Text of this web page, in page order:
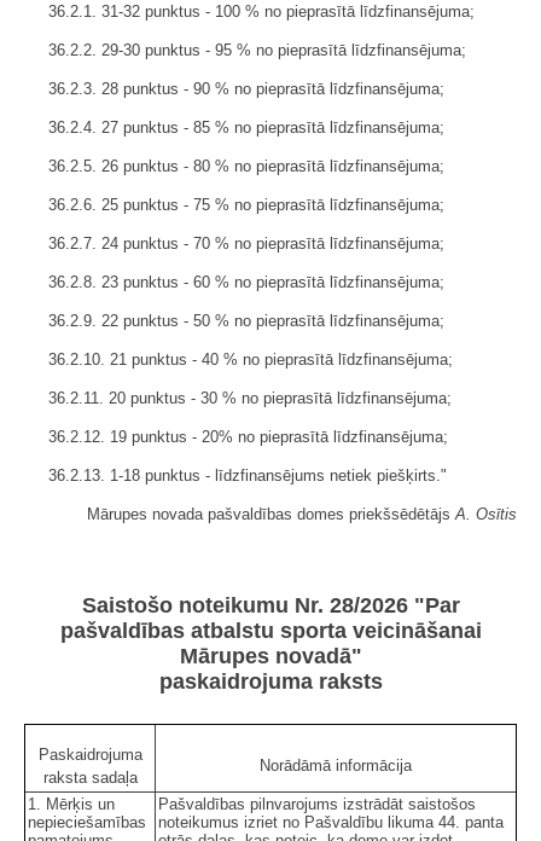
36.2.1. 31-32 punktus - 100 % no pieprasītā līdzfinansējuma;
36.2.2. 29-30 punktus - 95 % no pieprasītā līdzfinansējuma;
36.2.3. 28 punktus - 90 % no pieprasītā līdzfinansējuma;
36.2.4. 27 punktus - 85 % no pieprasītā līdzfinansējuma;
36.2.5. 26 punktus - 80 % no pieprasītā līdzfinansējuma;
36.2.6. 25 punktus - 75 % no pieprasītā līdzfinansējuma;
36.2.7. 24 punktus - 70 % no pieprasītā līdzfinansējuma;
36.2.8. 23 punktus - 60 % no pieprasītā līdzfinansējuma;
36.2.9. 22 punktus - 50 % no pieprasītā līdzfinansējuma;
36.2.10. 21 punktus - 40 % no pieprasītā līdzfinansējuma;
36.2.11. 20 punktus - 30 % no pieprasītā līdzfinansējuma;
36.2.12. 19 punktus - 20% no pieprasītā līdzfinansējuma;
36.2.13. 1-18 punktus - līdzfinansējums netiek piešķirts."
Mārupes novada pašvaldības domes priekšsēdētājs A. Osītis
Saistošo noteikumu Nr. 28/2026 "Par
pašvaldības atbalstu sporta veicināšanai
Mārupes novadā"
paskaidrojuma raksts
Paskaidrojuma
raksta sadaļa
Norādāmā informācija
1. Mērķis un
nepieciešamības
Pašvaldības pilnvarojums izstrādāt saistošos
noteikumus izriet no Pašvaldību likuma 44. panta